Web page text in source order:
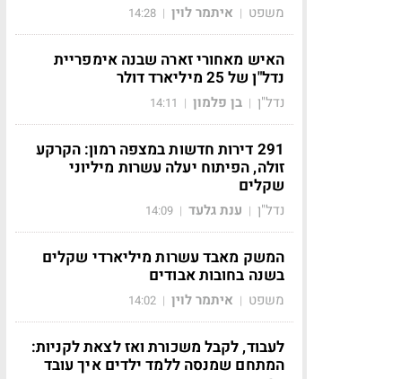
משפט | איתמר לוין |
14:28
האיש מאחורי זארה שבנה אימפריית
נדל"ן של 25 מיליארד דולר
נדל"ן | בן פלמון |
14:11
291 דירות חדשות במצפה רמון: הקרקע
זולה, הפיתוח יעלה עשרות מיליוני
שקלים
נדל"ן | ענת גלעד |
14:09
המשק מאבד עשרות מיליארדי שקלים
בשנה בחובות אבודים
משפט | איתמר לוין |
14:02
לעבוד, לקבל משכורת ואז לצאת לקניות:
המתחם שמנסה ללמד ילדים איך עובד